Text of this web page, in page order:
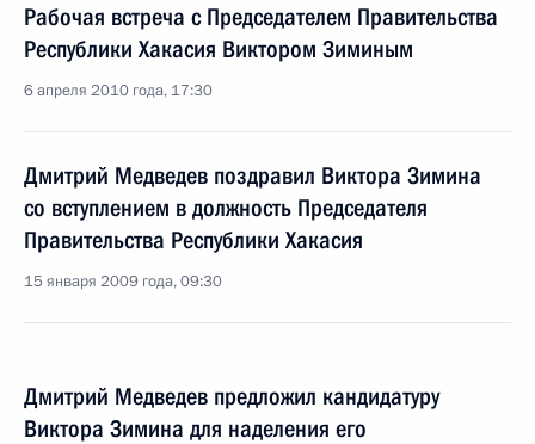
Рабочая встреча с Председателем Правительства
Республики Хакасия Виктором Зиминым
6 апреля 2010 года, 17:30
Дмитрий Медведев поздравил Виктора Зимина
со вступлением в должность Председателя
Правительства Республики Хакасия
15 января 2009 года, 09:30
Дмитрий Медведев предложил кандидатуру
Виктора Зимина для наделения его